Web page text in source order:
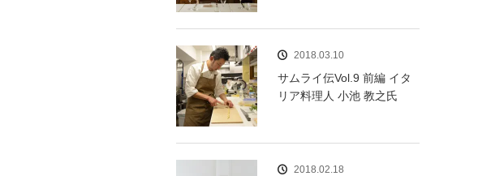
2018.03.10
サムライ伝Vol.9 前編 イタ
リア料理人 小池 教之氏
2018.02.18